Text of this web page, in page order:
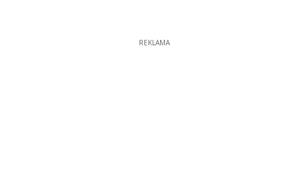
REKLAMA